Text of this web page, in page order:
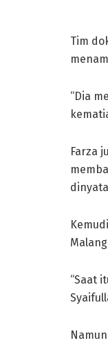
Tim
“Dia
Farza
“Saat